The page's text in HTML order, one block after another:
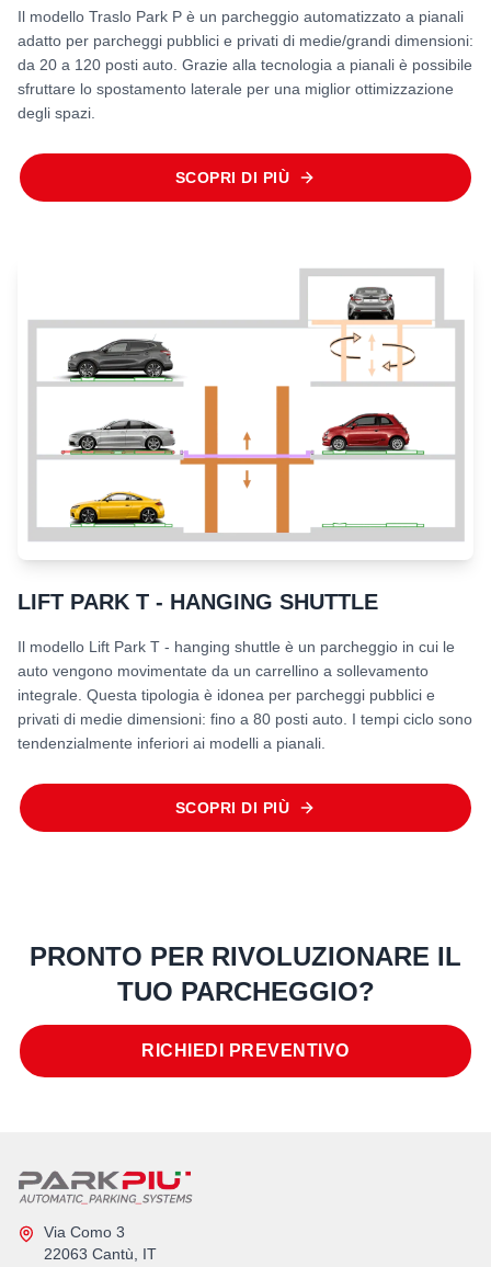
Il modello Traslo Park P è un parcheggio automatizzato a pianali
adatto per parcheggi pubblici e privati di medie/grandi dimensioni:
da 20 a 120 posti auto. Grazie alla tecnologia a pianali è possibile
sfruttare lo spostamento laterale per una miglior ottimizzazione
degli spazi.
SCOPRI DI PIÙ
LIFT PARK T - HANGING SHUTTLE
Il modello Lift Park T - hanging shuttle è un parcheggio in cui le
auto vengono movimentate da un carrellino a sollevamento
integrale. Questa tipologia è idonea per parcheggi pubblici e
privati di medie dimensioni: fino a 80 posti auto. I tempi ciclo sono
tendenzialmente inferiori ai modelli a pianali.
SCOPRI DI PIÙ
PRONTO PER RIVOLUZIONARE IL
TUO PARCHEGGIO?
RICHIEDI PREVENTIVO
Via Como 3
22063 Cantù, IT